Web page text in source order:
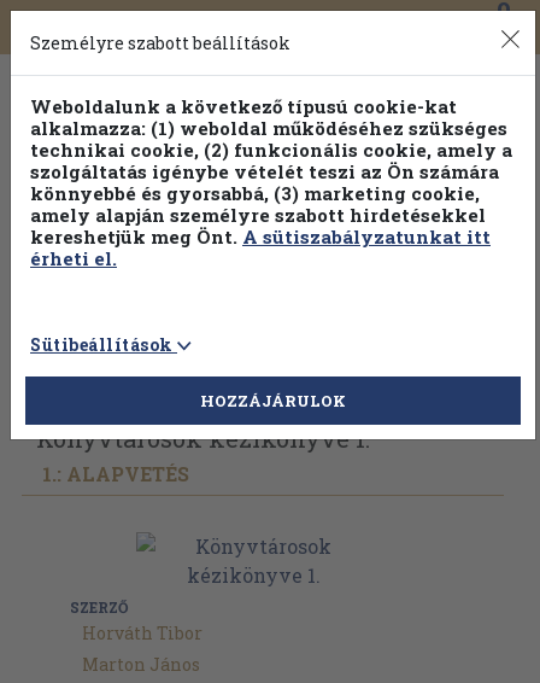
Toggle
navigation
0
Válogasson több mint 1.000.000 kiadványunk közül
100% kedvezménnyel!
Vissza az előző oldalra Válasszon példányt
Könyvtárosok kézikönyve 1.
1.: ALAPVETÉS
SZERZŐ
Horváth Tibor
Marton János
Személyre szabott beállítások
Weboldalunk a következő típusú cookie-kat
alkalmazza: (1) weboldal működéséhez szükséges
technikai cookie, (2) funkcionális cookie, amely a
szolgáltatás igénybe vételét teszi az Ön számára
könnyebbé és gyorsabbá, (3) marketing cookie,
amely alapján személyre szabott hirdetésekkel
kereshetjük meg Önt. A sütiszabályzatunkat itt
érheti el.
Sütibeállítások
HOZZÁJÁRULOK